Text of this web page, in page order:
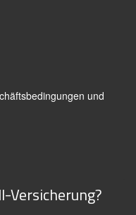
und
Versicherung?